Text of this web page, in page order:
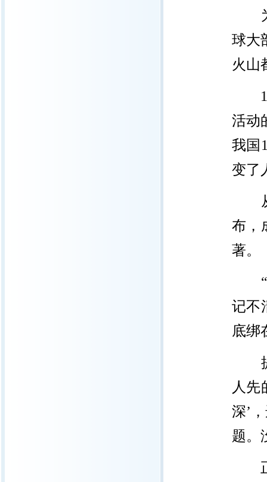
为
球大
火山
活动
我国
变了
从
布，
著。
“不
记不
底绑
提
人先
深’
题。
正